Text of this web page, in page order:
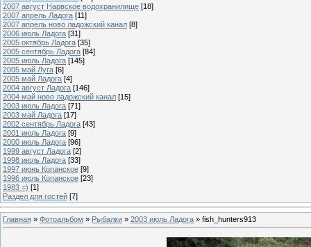
2007 август Нарвское водохранилище [18]
2007 апрель Ладога [11]
2007 апрель ново ладожский канал [8]
2006 июль Ладога [31]
2005 октябрь Ладога [35]
2005 сентябрь Ладога [84]
2005 июль Ладога [145]
2005 май Луга [6]
2005 май Ладога [4]
2004 август Ладога [146]
2004 май ново ладожский канал [15]
2003 июль Ладога [71]
2003 май Ладога [17]
2002 сентябрь Ладога [43]
2001 июль Ладога [9]
2000 июль Ладога [96]
1999 август Ладога [2]
1998 июль Ладога [33]
1997 июнь Копанское [9]
1996 июль Копанское [23]
1983 =) [1]
Раздел для гостей [7]
Главная » Фотоальбом » Рыбалки » 2003 июль Ладога » fish_hunters913